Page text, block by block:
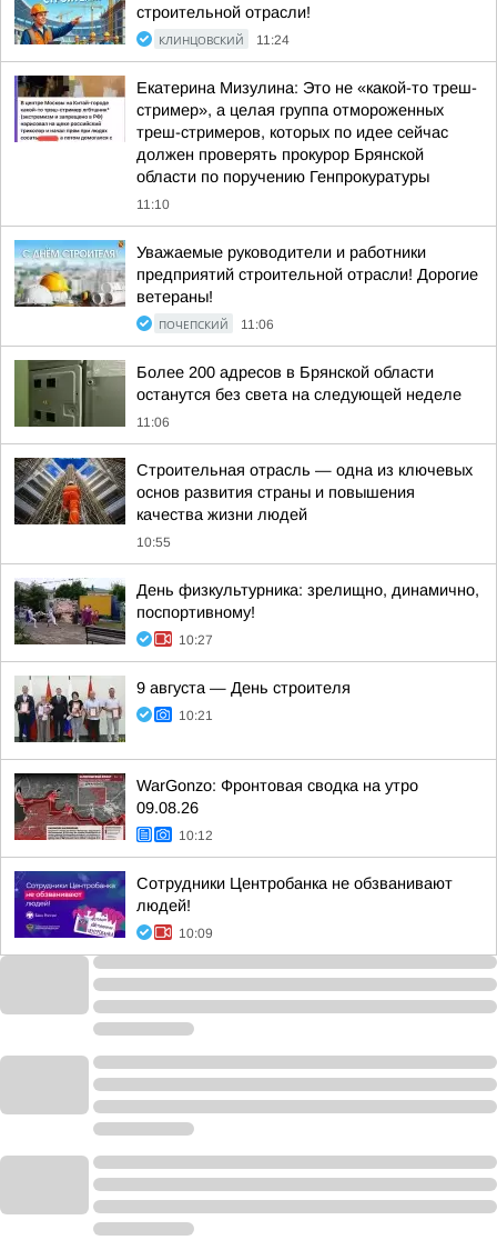
строительной отрасли!
КЛИНЦОВСКИЙ 11:24
Екатерина Мизулина: Это не «какой-то треш-
стример», а целая группа отмороженных
треш-стримеров, которых по идее сейчас
должен проверять прокурор Брянской
области по поручению Генпрокуратуры
11:10
Уважаемые руководители и работники
предприятий строительной отрасли! Дорогие
ветераны!
ПОЧЕПСКИЙ 11:06
Более 200 адресов в Брянской области
останутся без света на следующей неделе
11:06
Строительная отрасль — одна из ключевых
основ развития страны и повышения
качества жизни людей
10:55
День физкультурника: зрелищно, динамично,
поспортивному!
10:27
9 августа — День строителя
10:21
WarGonzo: Фронтовая сводка на утро
09.08.26
10:12
Сотрудники Центробанка не обзванивают
людей!
10:09